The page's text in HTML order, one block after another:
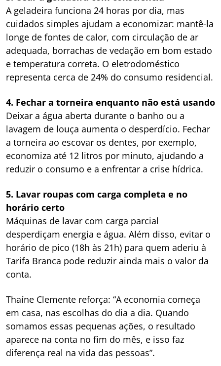
A geladeira funciona 24 horas por dia, mas
cuidados simples ajudam a economizar: mantê-la
longe de fontes de calor, com circulação de ar
adequada, borrachas de vedação em bom estado
e temperatura correta. O eletrodoméstico
representa cerca de 24% do consumo residencial.
4. Fechar a torneira enquanto não está usando
Deixar a água aberta durante o banho ou a
lavagem de louça aumenta o desperdício. Fechar
a torneira ao escovar os dentes, por exemplo,
economiza até 12 litros por minuto, ajudando a
reduzir o consumo e a enfrentar a crise hídrica.
5. Lavar roupas com carga completa e no
horário certo
Máquinas de lavar com carga parcial
desperdiçam energia e água. Além disso, evitar o
horário de pico (18h às 21h) para quem aderiu à
Tarifa Branca pode reduzir ainda mais o valor da
conta.
Thaíne Clemente reforça: “A economia começa
em casa, nas escolhas do dia a dia. Quando
somamos essas pequenas ações, o resultado
aparece na conta no fim do mês, e isso faz
diferença real na vida das pessoas”.